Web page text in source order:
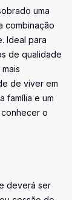
uma
combinação
Ideal para
de qualidade
de viver em
família e um
o
deverá ser